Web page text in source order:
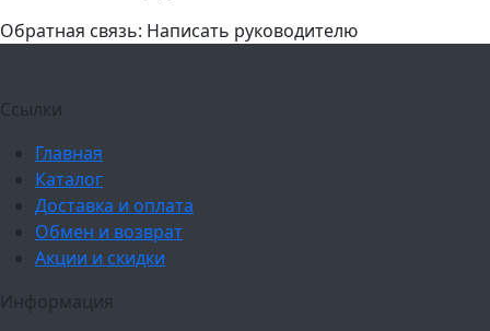
Обратная связь: Написать руководителю
Ссылки
Главная
Каталог
Доставка и оплата
Обмен и возврат
Акции и скидки
Информация